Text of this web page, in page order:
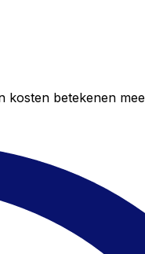
kosten betekenen